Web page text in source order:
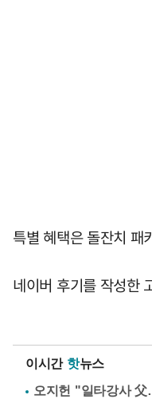
특별 혜택은 돌잔치
네이버 후기를 작성한
이시간 핫뉴스
오지헌 "일타강사